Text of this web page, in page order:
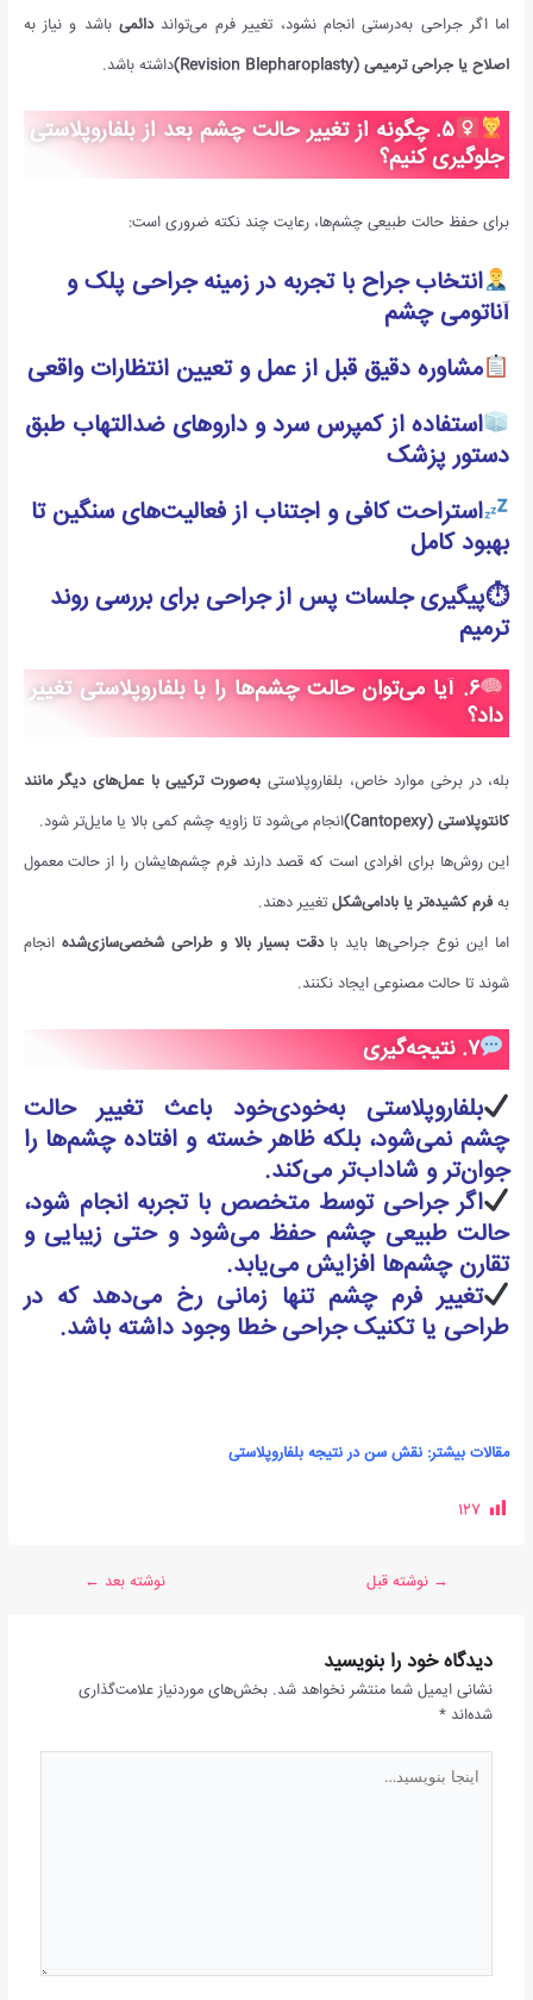
اما اگر جراحی به‌درستی انجام نشود، تغییر فرم می‌تواند دائمیباشد و نیاز به
اصلاح یا جراحی ترمیمی(Revision Blepharoplasty) داشته باشد.
۵. چگونه از تغییر حالت چشم بعد از بلفاروپلاستی
جلوگیری کنیم؟
برای حفظ حالت طبیعی چشم‌ها، رعایت چند نکته ضروری است:
انتخاب جراح با تجربه در زمینه جراحی پلک و
آناتومی چشم
مشاوره دقیق قبل از عمل و تعیین انتظارات واقعی
استفاده از کمپرس سرد و داروهای ضدالتهاب طبق
دستور پزشک
استراحت کافی و اجتناب از فعالیت‌های سنگین تا
بهبود کامل
⏱پیگیری جلسات پس از جراحی برای بررسی روند
ترمیم
۶. آیا می‌توان حالت چشم‌ها را با بلفاروپلاستی تغییر
داد؟
بله، در برخی موارد خاص، بلفاروپلاستی به‌صورت ترکیبی با عمل‌های دیگر مانند
کانتوپلاستی(Cantopexy)
انجام می‌شود تا زاویه چشم کمی بالا یا مایل‌تر شود.
این روش‌ها برای افرادی است که قصد دارند فرم چشم‌هایشان را از حالت معمول
بهفرم کشیده‌تر یا بادامی‌شکلتغییر دهند.
اما این نوع جراحی‌ها باید با دقت بسیار بالا و طراحی شخصی‌سازی‌شدهانجام
شوند تا حالت مصنوعی ایجاد نکنند.
۷. نتیجه‌گیری
بلفاروپلاستی به‌خودی‌خود باعث تغییر حالت
چشم نمی‌شود، بلکه ظاهر خسته و افتاده چشم‌ها را
جوان‌تر و شاداب‌تر می‌کند.
اگر جراحی توسط متخصص با تجربه انجام شود،
حالت طبیعی چشم حفظ می‌شود و حتی زیبایی و
تقارن چشم‌ها افزایش می‌یابد.
تغییر فرم چشم تنها زمانی رخ می‌دهد که در
طراحی یا تکنیک جراحی خطا وجود داشته باشد.
مقالات بیشتر:نقش سن در نتیجه بلفاروپلاستی
127
→نوشته قبل نوشته بعد ←
دیدگاه‌ خود را بنویسید
نشانی ایمیل شما منتشر نخواهد شد. بخش‌های موردنیاز علامت‌گذاری
شده‌اند *
بنویسید…